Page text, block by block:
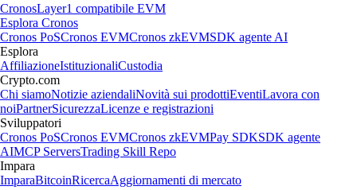
CronosLayer1 compatibile EVM
Esplora Cronos
Cronos PoSCronos EVMCronos zkEVMSDK agente AI
Esplora
AffiliazioneIstituzionaliCustodia
Crypto.com
Chi siamoNotizie aziendaliNovità sui prodottiEventiLavora con
noiPartnerSicurezzaLicenze e registrazioni
Sviluppatori
Cronos PoSCronos EVMCronos zkEVMPay SDKSDK agente
AIMCP ServersTrading Skill Repo
Impara
ImparaBitcoinRicercaAggiornamenti di mercato